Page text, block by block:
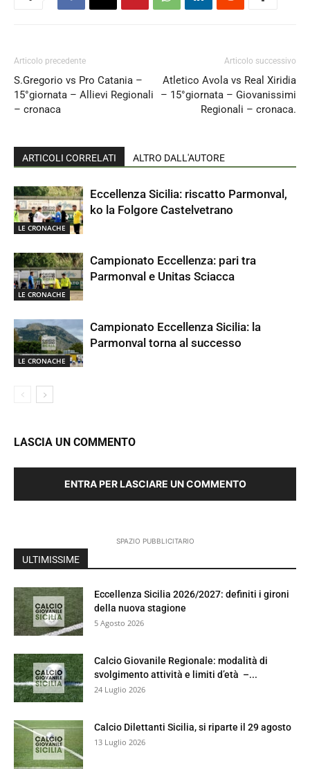
Articolo precedente
S.Gregorio vs Pro Catania –
15°giornata – Allievi Regionali
– cronaca
Articolo successivo
Atletico Avola vs Real Xiridia
– 15°giornata – Giovanissimi
Regionali – cronaca.
ARTICOLI CORRELATI ALTRO DALL'AUTORE
LE CRONACHE
Eccellenza Sicilia: riscatto Parmonval,
ko la Folgore Castelvetrano
LE CRONACHE
Campionato Eccellenza: pari tra
Parmonval e Unitas Sciacca
LE CRONACHE
Campionato Eccellenza Sicilia: la
Parmonval torna al successo
LASCIA UN COMMENTO
ENTRA PER LASCIARE UN COMMENTO
SPAZIO PUBBLICITARIO
ULTIMISSIME
Eccellenza Sicilia 2026/2027: definiti i gironi
della nuova stagione
5 Agosto 2026
Calcio Giovanile Regionale: modalità di
svolgimento attività e limiti d’età –...
24 Luglio 2026
Calcio Dilettanti Sicilia, si riparte il 29 agosto
13 Luglio 2026